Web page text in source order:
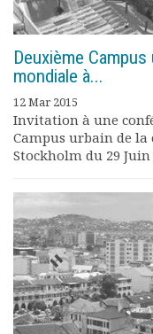
Deuxième
mondiale à...
12 Mar 2015
Invitation à une
Campus urbain de
Stockholm du 29 Juin